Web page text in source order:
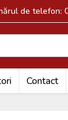
de
Contact